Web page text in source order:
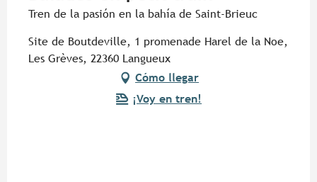
Tren de la pasión en la bahía de Saint-Brieuc
Site de Boutdeville, 1 promenade Harel de la Noe,
Les Grèves, 22360 Langueux
Cómo llegar
¡Voy en tren!